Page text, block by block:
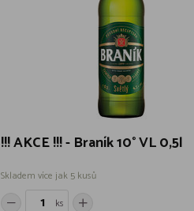
!!! AKCE !!! - Braník 10° VL 0,5l
Skladem více jak 5 kusů
ks